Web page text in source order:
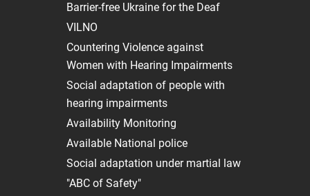
Barrier-free Ukraine for the Deaf
VILNO
Сountering Violence against
Women with Hearing Impairments
Social adaptation of people with
hearing impairments
Availability Monitoring
Available National police
Social adaptation under martial law
"ABC of Safety"